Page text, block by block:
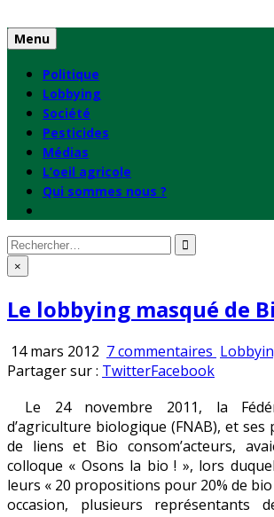
to
content
Menu
Politique
Lobbying
Société
Pesticides
Médias
L’oeil agricole
Qui sommes nous ?
Rechercher
: ×
Le lobbying masqué de
14 mars 2012 7 commentaires sur
masqué
de
Biocoop
Publié
Partager sur : TwitterFacebook
Le 24 novembre 2011, la
d’agriculture biologique (FNAB), et
de liens et Bio consom’acteurs,
colloque « Osons la bio ! », lors
leurs « 20 propositions pour 20% de bio
occasion, plusieurs représentants